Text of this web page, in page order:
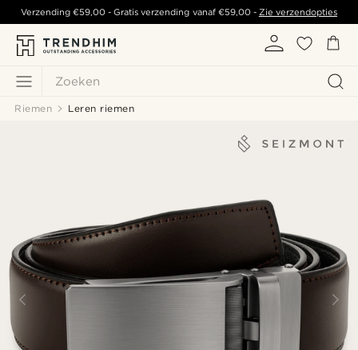
Zoeken
Verzending€59,00 - Gratis verzending vanaf €59,00- Zie verzendopties
Riemen Leren riemen